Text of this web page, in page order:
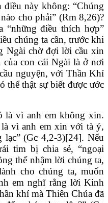
điều này không: “Chúng
cho phải” (Rm 8,26)?
“những điều thích hợp”
chúng ta cần, trước khi
Ngài chờ đợi lời cầu xin
con cái Ngài là ở nơi
nguyện, với Thần Khí
thể thật sự biết được ước
là vì anh em không xin.
vì anh em xin với tà ý,
(Gc 4,2-3)[24]. Nếu
tim bị chia sẻ, “ngoại
thể nhậm lời chúng ta,
cho chúng ta, muốn
em nghĩ rằng lời Kinh
khí mà Thiên Chúa đã